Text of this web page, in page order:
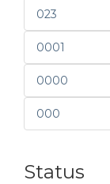
023
0001
0000
000
Status